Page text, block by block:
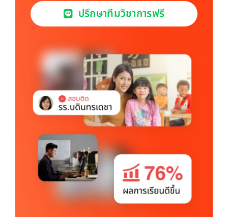
ปรึกษาทีมวิชาการฟรี